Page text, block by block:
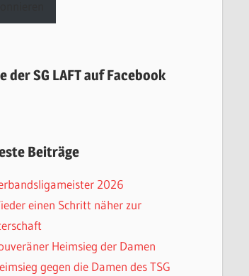
der SG LAFT auf Facebook
Beiträge
2026
einen Schritt näher zur
Heimsieg der Damen
gegen die Damen des TSG